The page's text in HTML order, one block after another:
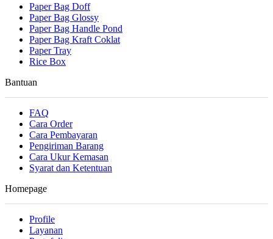
Paper Bag Doff
Paper Bag Glossy
Paper Bag Handle Pond
Paper Bag Kraft Coklat
Paper Tray
Rice Box
Bantuan
FAQ
Cara Order
Cara Pembayaran
Pengiriman Barang
Cara Ukur Kemasan
Syarat dan Ketentuan
Homepage
Profile
Layanan